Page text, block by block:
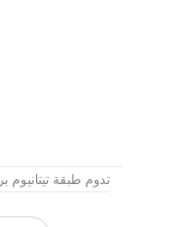
تدوم طبقة